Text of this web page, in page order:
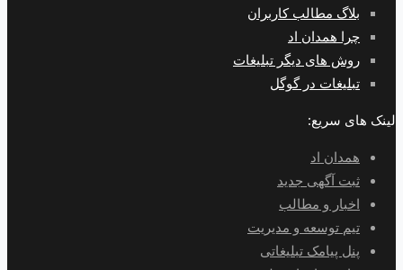
بلاگ مطالب کاربران
چرا همدان اد
روش های دیگر تبلیغات
تبلیغات در گوگل
لینک های سریع:
همدان اد
ثبت آگهی جدید
اخبار و مطالب
تیم توسعه و مدیریت
پنل پیامک تبلیغاتی